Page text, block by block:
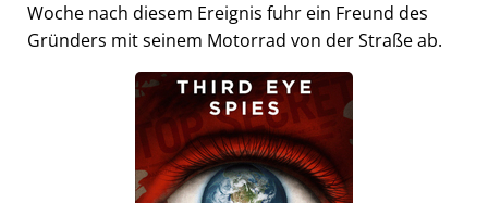
Woche nach diesem Ereignis fuhr ein Freund des
Gründers mit seinem Motorrad von der Straße ab.